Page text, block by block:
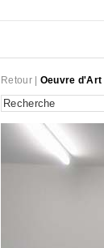
Retour| Oeuvre d'Art